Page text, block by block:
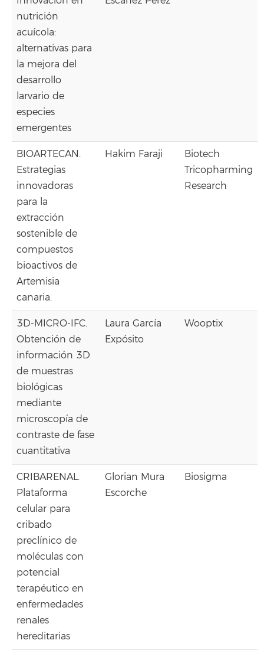
nutrición
acuícola:
alternativas para
la mejora del
desarrollo
larvario de
especies
emergentes
BIOARTECAN.
Estrategias
innovadoras
para la
extracción
sostenible de
compuestos
bioactivos de
Artemisia
canaria.
Hakim Faraji
Biotech
Tricopharming
Research
3D-MICRO-IFC.
Obtención de
información 3D
de muestras
biológicas
mediante
microscopía de
contraste de fase
cuantitativa
Laura García
Expósito
Wooptix
CRIBARENAL.
Plataforma
celular para
cribado
preclínico de
moléculas con
potencial
terapéutico en
enfermedades
renales
hereditarias
Glorian Mura
Escorche
Biosigma